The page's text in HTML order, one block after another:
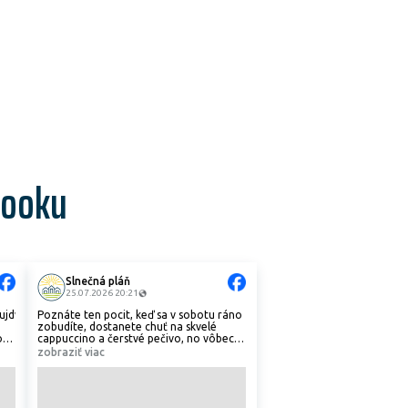
velkoryso-
Slnečná pláň
25.07.2026 20:21
Poznáte ten pocit, keď sa v sobotu ráno
zobudíte, dostanete chuť na skvelé
cappuccino a čerstvé pečivo, no vôbec
sa vám nechce prezliekať z pohodlného
zobraziť viac